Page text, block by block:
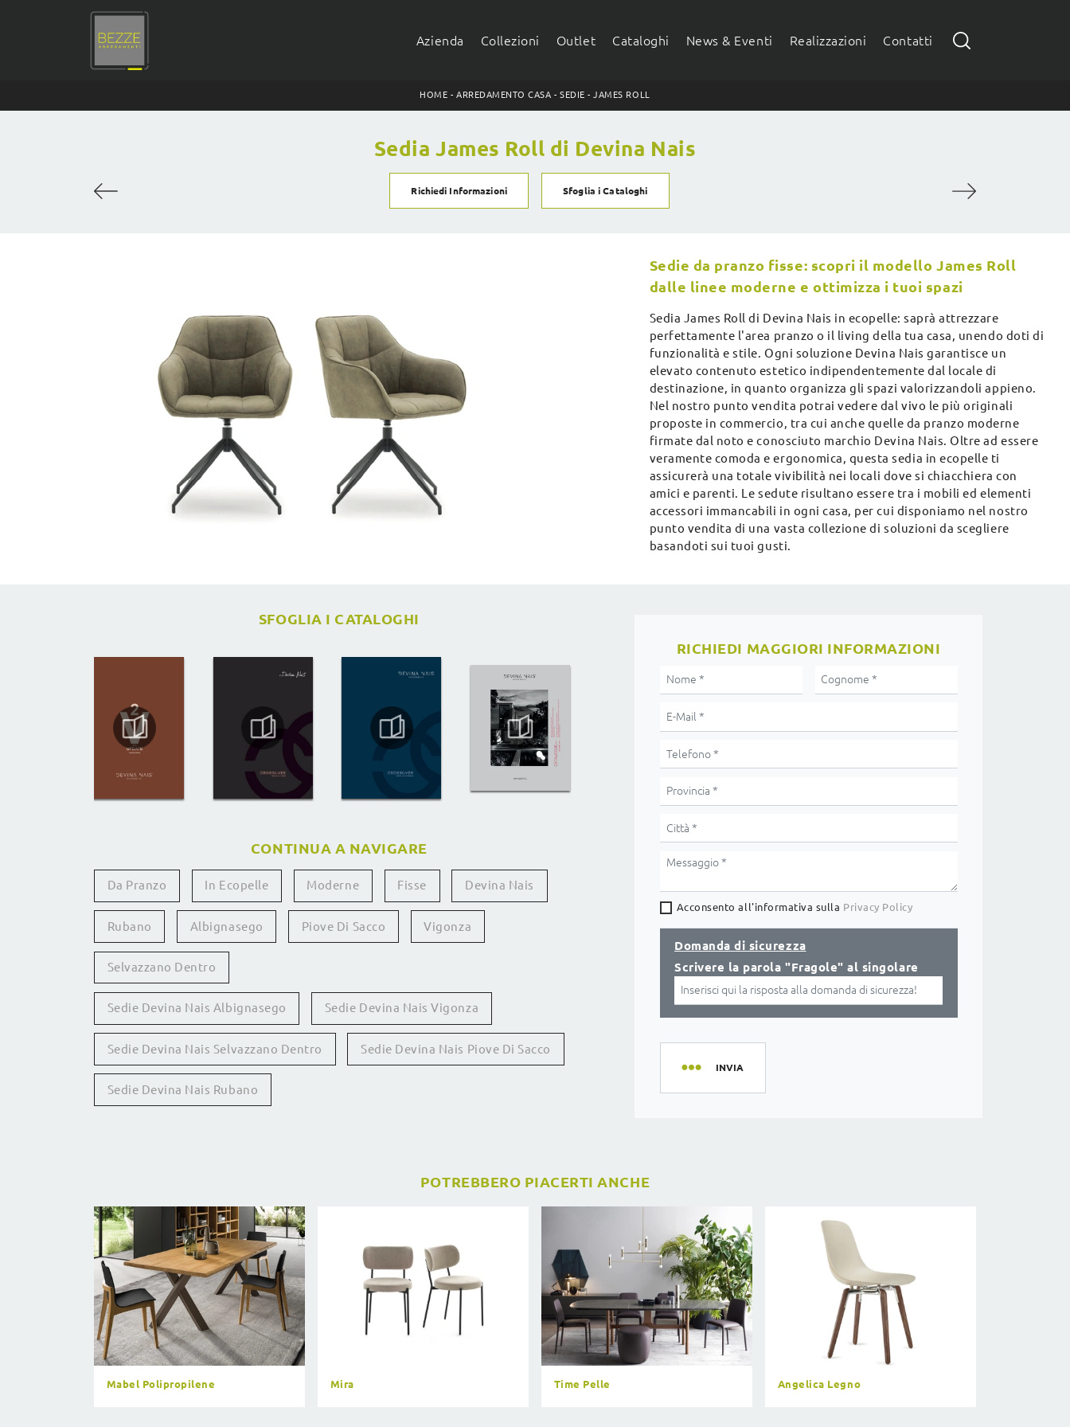
Azienda Collezioni Outlet Cataloghi News & Eventi Realizzazioni Contatti
HOME -ARREDAMENTO CASA -SEDIE -JAMES ROLL
Sedia James Roll di Devina Nais
Richiedi Informazioni Sfoglia i Cataloghi
Sedie da pranzo fisse: scopri il modello James Roll
dalle linee moderne e ottimizza i tuoi spazi
Sedia James Roll di Devina Nais in ecopelle: saprà attrezzare
perfettamente l'area pranzo o il living della tua casa, unendo doti di
funzionalità e stile. Ogni soluzione Devina Nais garantisce un
elevato contenuto estetico indipendentemente dal locale di
destinazione, in quanto organizza gli spazi valorizzandoli appieno.
Nel nostro punto vendita potrai vedere dal vivo le più originali
proposte in commercio, tra cui anche quelle da pranzo moderne
firmate dal noto e conosciuto marchio Devina Nais. Oltre ad essere
veramente comoda e ergonomica, questa sedia in ecopelle ti
assicurerà una totale vivibilità nei locali dove si chiacchiera con
amici e parenti. Le sedute risultano essere tra i mobili ed elementi
accessori immancabili in ogni casa, per cui disponiamo nel nostro
punto vendita di una vasta collezione di soluzioni da scegliere
basandoti sui tuoi gusti.
SFOGLIA I CATALOGHI
CONTINUA A NAVIGARE
Da Pranzo In Ecopelle Moderne Fisse Devina Nais
Rubano Albignasego Piove Di Sacco Vigonza
Selvazzano Dentro
Sedie Devina Nais Albignasego Sedie Devina Nais Vigonza
Sedie Devina Nais Selvazzano Dentro Sedie Devina Nais Piove Di Sacco
Sedie Devina Nais Rubano
RICHIEDI MAGGIORI INFORMAZIONI
Acconsento all'informativa sulla Privacy Policy
Domanda di sicurezza
Scrivere la parola "Fragole" al singolare
INVIA
POTREBBERO PIACERTI ANCHE
Mabel Polipropilene Mira Time Pelle Angelica Legno